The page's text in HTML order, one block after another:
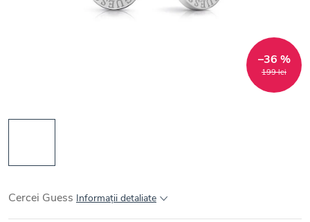
199 lei
–36 %
Cercei Guess Informaţii detaliate